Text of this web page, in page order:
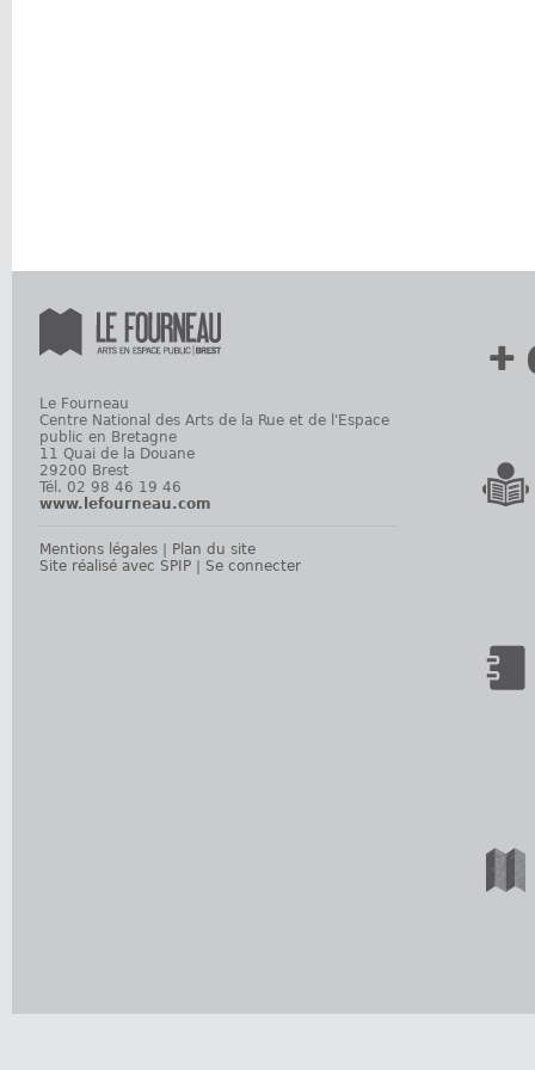
Le Fourneau
Centre National des Arts de la Rue et de l'Espace
public en Bretagne
11 Quai de la Douane
29200 Brest
Tél. 02 98 46 19 46
www.lefourneau.com
Mentions légales
Plan du site
Site réalisé avec SPIP
Se connecter
+